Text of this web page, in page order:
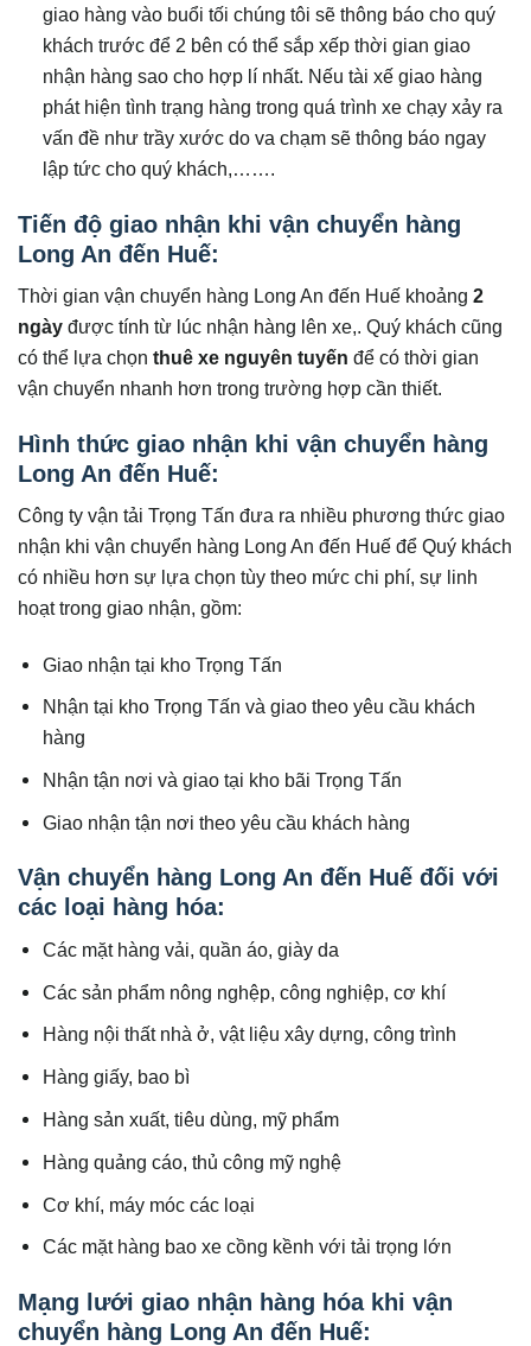
giao hàng vào buổi tối chúng tôi sẽ thông báo cho quý
khách trước để 2 bên có thể sắp xếp thời gian giao
nhận hàng sao cho hợp lí nhất. Nếu tài xế giao hàng
phát hiện tình trạng hàng trong quá trình xe chạy xảy ra
vấn đề như trầy xước do va chạm sẽ thông báo ngay
lập tức cho quý khách,…….
Tiến độ giao nhận khi vận chuyển hàng
Long An đến Huế:
Thời gian vận chuyển hàng Long An đến Huế khoảng 2
ngày được tính từ lúc nhận hàng lên xe,. Quý khách cũng
có thể lựa chọn thuê xe nguyên tuyến để có thời gian
vận chuyển nhanh hơn trong trường hợp cần thiết.
Hình thức giao nhận khi vận chuyển hàng
Long An đến Huế:
Công ty vận tải Trọng Tấn đưa ra nhiều phương thức giao
nhận khi vận chuyển hàng Long An đến Huế để Quý khách
có nhiều hơn sự lựa chọn tùy theo mức chi phí, sự linh
hoạt trong giao nhận, gồm:
Giao nhận tại kho Trọng Tấn
Nhận tại kho Trọng Tấn và giao theo yêu cầu khách
hàng
Nhận tận nơi và giao tại kho bãi Trọng Tấn
Giao nhận tận nơi theo yêu cầu khách hàng
Vận chuyển hàng Long An đến Huế đối với
các loại hàng hóa:
Các mặt hàng vải, quần áo, giày da
Các sản phẩm nông nghệp, công nghiệp, cơ khí
Hàng nội thất nhà ở, vật liệu xây dựng, công trình
Hàng giấy, bao bì
Hàng sản xuất, tiêu dùng, mỹ phẩm
Hàng quảng cáo, thủ công mỹ nghệ
Cơ khí, máy móc các loại
Các mặt hàng bao xe cồng kềnh với tải trọng lớn
Mạng lưới giao nhận hàng hóa khi vận
chuyển hàng Long An đến Huế: